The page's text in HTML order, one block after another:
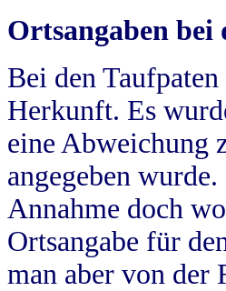
Ortsangaben bei
Bei den
Herkunft. Es
eine Abweichung
angegeben
Annahme doch
Ortsangabe für
man aber von der